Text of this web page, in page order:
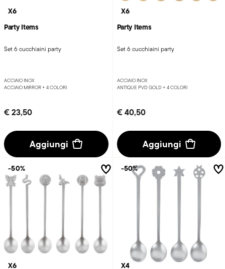
X6
Party Items
Set 6 cucchiaini party
ACCIAIO INOX
ACCIAIO MIRROR + 4 COLORI
€ 23,50
Aggiungi
X6
Party Items
Set 6 cucchiaini party
ACCIAIO INOX
ANTIQUE PVD GOLD + 4 COLORI
€ 40,50
Aggiungi
X6
-50%
X4
-50%